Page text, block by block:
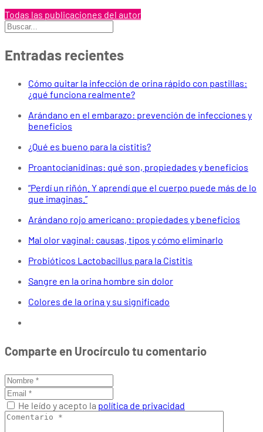
Todas las publicaciones del autor
Buscar
Entradas recientes
Cómo quitar la infección de orina rápido con pastillas:
¿qué funciona realmente?
Arándano en el embarazo: prevención de infecciones y
beneficios
¿Qué es bueno para la cistitis?
Proantocianidinas: qué son, propiedades y beneficios
“Perdí un riñón. Y aprendí que el cuerpo puede más de lo
que imaginas.”
Arándano rojo americano: propiedades y beneficios
Mal olor vaginal: causas, tipos y cómo eliminarlo
Probióticos Lactobacillus para la Cistitis
Sangre en la orina hombre sin dolor
Colores de la orina y su significado
Comparte en Urocírculo tu comentario
He leído y acepto la política de privacidad